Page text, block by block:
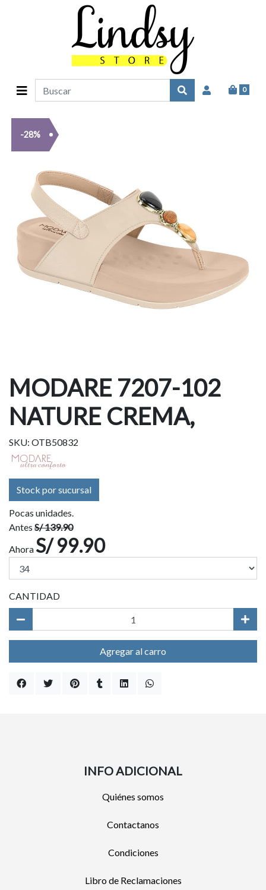
0
-28%
MODARE 7207-102
NATURE CREMA,
SKU: OTB50832
Stock por sucursal
Pocas unidades.
Antes S/ 139.90
Ahora S/ 99.90
CANTIDAD
Agregar al carro
INFO ADICIONAL
Quiénes somos
Contactanos
Condiciones
Libro de Reclamaciones